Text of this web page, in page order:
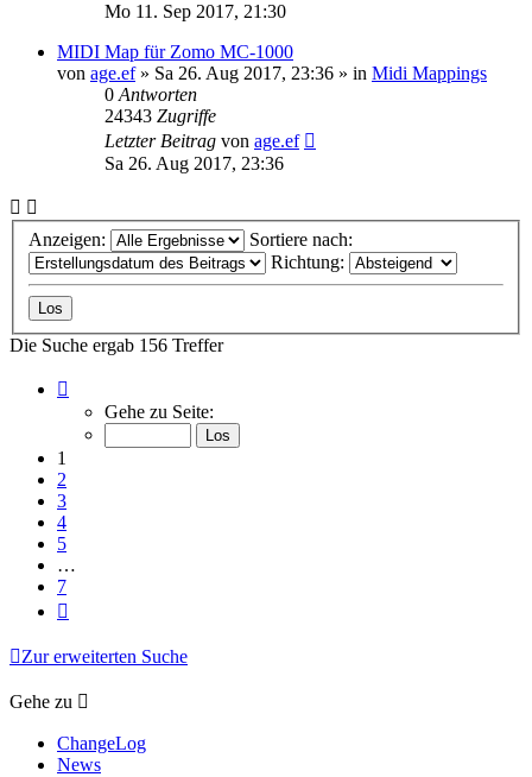
Mo 11. Sep 2017, 21:30
MIDI Map für Zomo MC-1000
von age.ef» Sa 26. Aug 2017, 23:36 » in Midi Mappings
0 Antworten
24343 Zugriffe
Letzter Beitrag von age.ef
Sa 26. Aug 2017, 23:36
Anzeigen:
Sortiere nach:
Richtung:
Die Suche ergab 156 Treffer
von
Gehe zu Seite:
1
2
3
4
5
…
7
Zur erweiterten Suche
Gehe zu
ChangeLog
News